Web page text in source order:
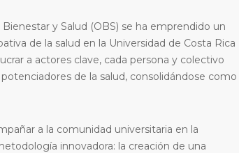
y Salud (OBS) se ha emprendido un
de la salud en la Universidad de Costa Rica
a actores clave, cada persona y colectivo
de la salud, consolidándose como
a la comunidad universitaria en la
innovadora: la creación de una